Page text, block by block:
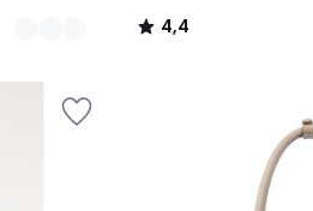
4,4
/